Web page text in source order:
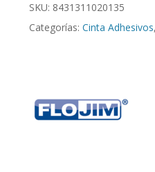
SKU: 8431311020135
Categorías: Cinta Adhesivos,